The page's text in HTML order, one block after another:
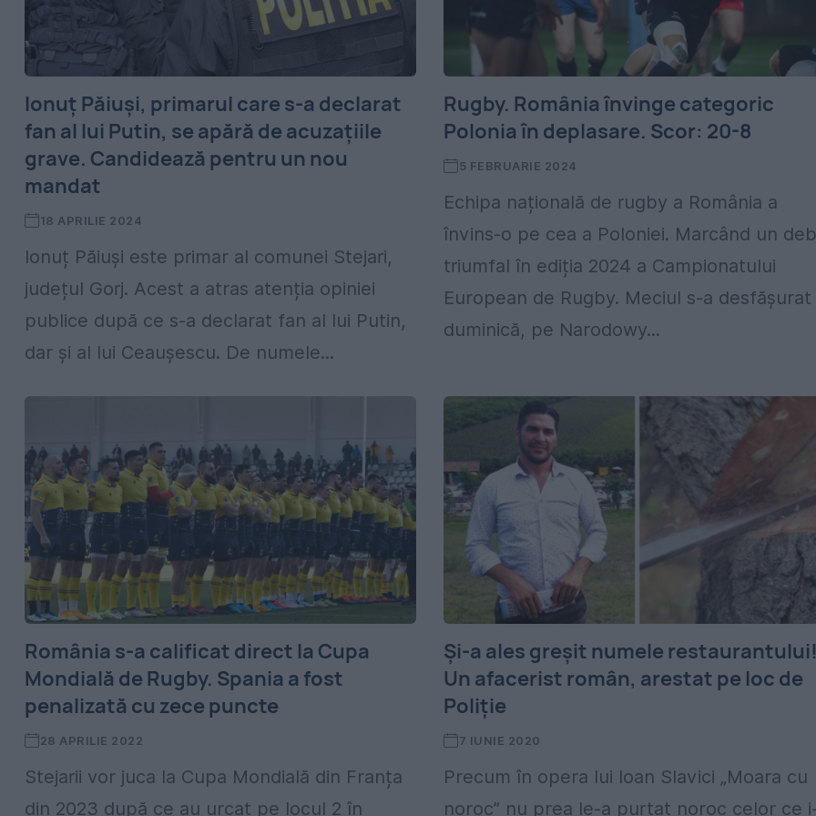
Ionuț Păiuși, primarul care s-a declarat
fan al lui Putin, se apără de acuzațiile
grave. Candidează pentru un nou
mandat
18 APRILIE 2024
Ionuț Păiuși este primar al comunei Stejari,
județul Gorj. Acest a atras atenția opiniei
publice după ce s-a declarat fan al lui Putin,
dar și al lui Ceaușescu. De numele...
Rugby. România învinge categoric
Polonia în deplasare. Scor: 20-8
5 FEBRUARIE 2024
Echipa națională de rugby a România a
învins-o pe cea a Poloniei. Marcând un
triumfal în ediția 2024 a Campionatului
European de Rugby. Meciul s-a desfășurat
duminică, pe Narodowy...
România s-a calificat direct la Cupa
Mondială de Rugby. Spania a fost
penalizată cu zece puncte
28 APRILIE 2022
Stejarii vor juca la Cupa Mondială din Franța
din 2023 după ce au urcat pe locul 2 în
Și-a ales greșit numele
Un afacerist român, arestat pe loc de
Poliție
7 IUNIE 2020
Precum în opera lui Ioan Slavici „Moara cu
noroc” nu prea le-a purtat noroc celor ce